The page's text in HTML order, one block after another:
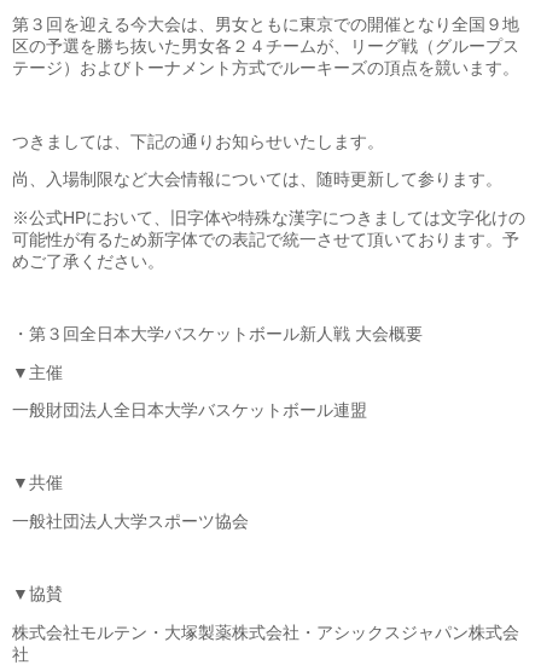
第３回を迎える今大会は、男女ともに東京での開催となり全国９地
区の予選を勝ち抜いた男女各２４チームが、リーグ戦（グループス
テージ）およびトーナメント方式でルーキーズの頂点を競います。
つきましては、下記の通りお知らせいたします。
尚、入場制限など大会情報については、随時更新して参ります。
※公式HPにおいて、旧字体や特殊な漢字につきましては文字化けの
可能性が有るため新字体での表記で統一させて頂いております。予
めご了承ください。
・第３回全日本大学バスケットボール新人戦 大会概要
▼主催
一般財団法人全日本大学バスケットボール連盟
▼共催
一般社団法人大学スポーツ協会
▼協賛
株式会社モルテン・大塚製薬株式会社・アシックスジャパン株式会
社